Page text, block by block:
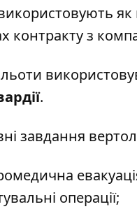
як
контракту з
.
завдання
операції;